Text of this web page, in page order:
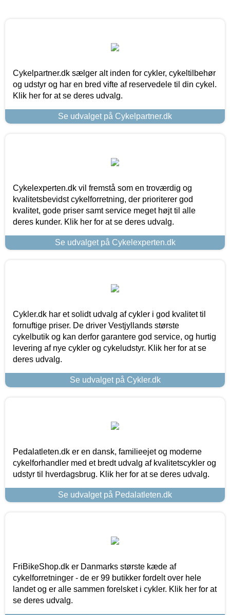
Cykelpartner.dk sælger alt inden for cykler, cykeltilbehør
og udstyr og har en bred vifte af reservedele til din cykel.
Klik her for at se deres udvalg.
Se udvalget på Cykelpartner.dk
Cykelexperten.dk vil fremstå som en troværdig og
kvalitetsbevidst cykelforretning, der prioriterer god
kvalitet, gode priser samt service meget højt til alle
deres kunder. Klik her for at se deres udvalg.
Se udvalget på Cykelexperten.dk
Cykler.dk har et solidt udvalg af cykler i god kvalitet til
fornuftige priser. De driver Vestjyllands største
cykelbutik og kan derfor garantere god service, og hurtig
levering af nye cykler og cykeludstyr. Klik her for at se
deres udvalg.
Se udvalget på Cykler.dk
Pedalatleten.dk er en dansk, familieejet og moderne
cykelforhandler med et bredt udvalg af kvalitetscykler og
udstyr til hverdagsbrug. Klik her for at se deres udvalg.
Se udvalget på Pedalatleten.dk
FriBikeShop.dk er Danmarks største kæde af
cykelforretninger - de er 99 butikker fordelt over hele
landet og er alle sammen forelsket i cykler. Klik her for at
se deres udvalg.